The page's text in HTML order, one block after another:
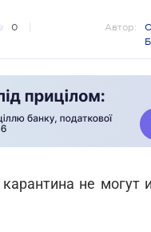
0 Автор:
не